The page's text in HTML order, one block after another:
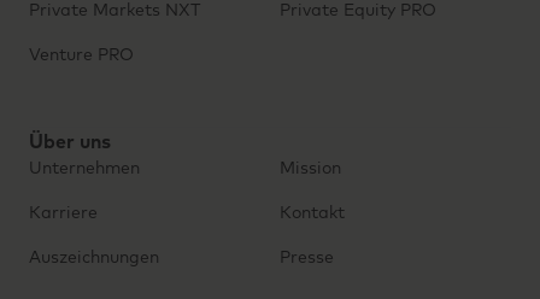
Private Markets NXT Private Equity PRO
Venture PRO
Über uns
Unternehmen Mission
Karriere Kontakt
Auszeichnungen Presse